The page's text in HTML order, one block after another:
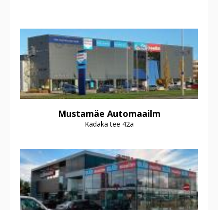
Mustamäe Automaailm
Kadaka tee 42a